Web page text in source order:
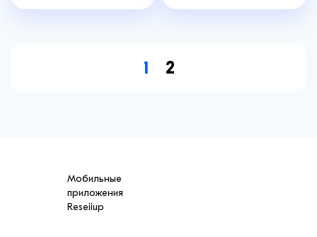
1 2
Мобильные
приложения
Reseiiup